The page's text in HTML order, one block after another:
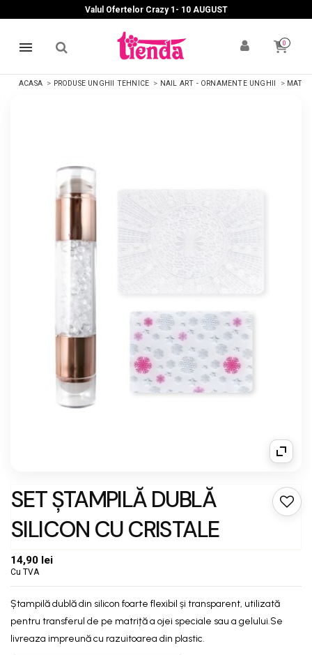
Valul Ofertelor Crazy 1- 10 AUGUST
0
ACASA PRODUSE UNGHII TEHNICE NAIL ART - ORNAMENTE UNGHII
SET ŞTAMPILĂ DUBLĂ
SILICON CU CRISTALE
14,90 lei
Cu TVA
Ștampilă dublă din silicon foarte flexibil și transparent, utilizată
pentru transferul de pe matriță a ojei speciale sau a gelului.Se
livreaza impreună cu razuitoarea din plastic.